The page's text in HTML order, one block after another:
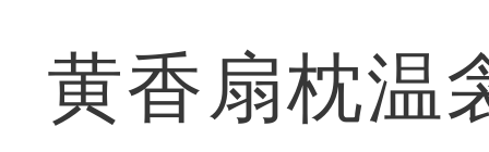
黄香扇枕温